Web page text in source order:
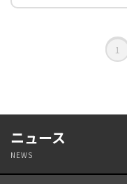
1
ニュース
NEWS